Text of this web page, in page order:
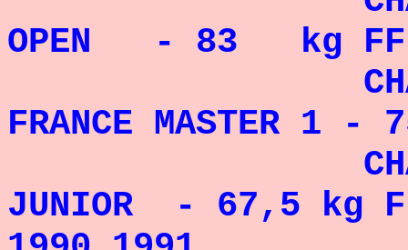
OPEN - 83 kg
FRANCE MASTER 1
JUNIOR - 67,5 kg